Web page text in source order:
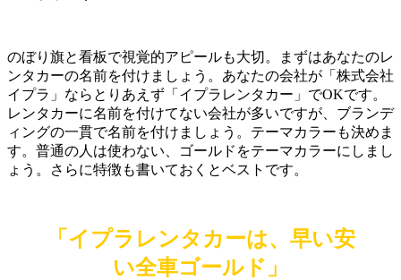
のぼり旗と看板で視覚的アピールも大切。まずはあなたのレ
ンタカーの名前を付けましょう。あなたの会社が「株式会社
イプラ」ならとりあえず「イプラレンタカー」でOKです。
レンタカーに名前を付けてない会社が多いですが、ブランデ
ィングの一貫で名前を付けましょう。テーマカラーも決めま
す。普通の人は使わない、ゴールドをテーマカラーにしまし
ょう。さらに特徴も書いておくとベストです。
「イプラレンタカーは、早い安
い全車ゴールド」